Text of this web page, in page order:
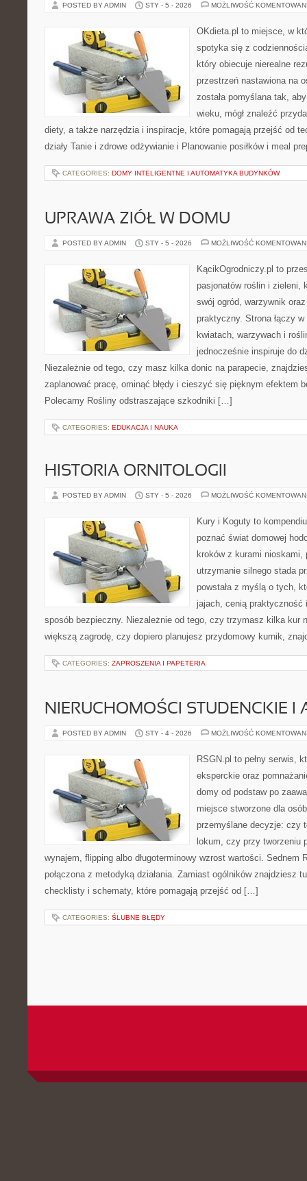
POSTED BY ADMIN STY - 5 - 2026 MOŻLIWOŚĆ
OKdieta.pl to miejsce, w
spotyka się z
który obiecuje nierealne
przestrzeń nastawiona na
została pomyślana tak,
wieku, mógł znaleźć
diety, a także narzędzia i inspiracje, które pomagają przejść od
działy Tanie i zdrowe odżywianie i Planowanie posiłków i meal
CATEGORIES: DOMY INTELIGENTNE I AUTOMATYKA BUDYNKÓW
UPRAWA ZIÓŁ W DOMU
POSTED BY ADMIN STY - 5 - 2026 MOŻLIWOŚĆ
KącikOgrodniczy.pl to
pasjonatów roślin i zieleni,
swój ogród, warzywnik
praktyczny. Strona łączy
kwiatach, warzywach i
jednocześnie inspiruje do
Niezależnie od tego, czy masz kilka donic na parapecie,
zaplanować pracę, ominąć błędy i cieszyć się pięknym efektem
Polecamy Rośliny odstraszające szkodniki […]
CATEGORIES: EDUKACJA I NAUKA
HISTORIA ORNITOLOGII
POSTED BY ADMIN STY - 5 - 2026 MOŻLIWOŚĆ
Kury i Koguty to
poznać świat domowej
kroków z kurami
utrzymanie silnego stada
powstała z myślą o tych,
jajach, cenią praktyczność
sposób bezpieczny. Niezależnie od tego, czy trzymasz kilka kur
większą zagrodę, czy dopiero planujesz przydomowy kurnik,
CATEGORIES: ZAPROSZENIA I PAPETERIA
NIERUCHOMOŚCI STUDENCKIE I
POSTED BY ADMIN STY - 4 - 2026 MOŻLIWOŚĆ
RSGN.pl to pełny serwis,
eksperckie oraz
domy od podstaw po
miejsce stworzone dla
przemyślane decyzje: czy
lokum, czy przy tworzeniu
wynajem, flipping albo długoterminowy wzrost wartości. Sednem
połączona z metodyką działania. Zamiast ogólników znajdziesz
checklisty i schematy, które pomagają przejść od […]
CATEGORIES: ŚLUBNE BŁĘDY